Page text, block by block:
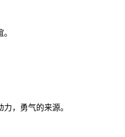
，勇气的来源。